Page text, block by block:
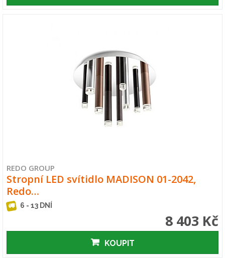
REDO GROUP
Stropní LED svítidlo MADISON 01-2042,
Redo…
6 - 13 DNÍ
8 403 Kč
KOUPIT